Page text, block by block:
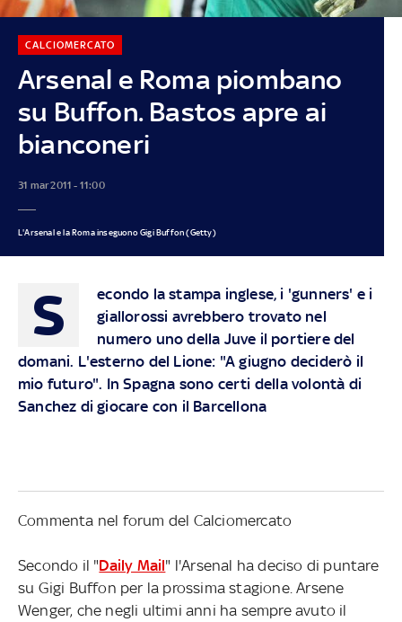
Arsenal e Roma piombano
su Buffon. Bastos apre ai
bianconeri
CALCIOMERCATO
31 mar 2011 - 11:00
L'Arsenal e la Roma inseguono Gigi Buffon (Getty)
S
econdo la stampa inglese, i 'gunners' e i
giallorossi avrebbero trovato nel
numero uno della Juve il portiere del
domani. L'esterno del Lione: "A giugno deciderò il
mio futuro". In Spagna sono certi della volontà di
Sanchez di giocare con il Barcellona
Commenta nel forum del Calciomercato
Secondo il "Daily Mail" l'Arsenal ha deciso di puntare
su Gigi Buffon per la prossima stagione. Arsene
Wenger, che negli ultimi anni ha sempre avuto il